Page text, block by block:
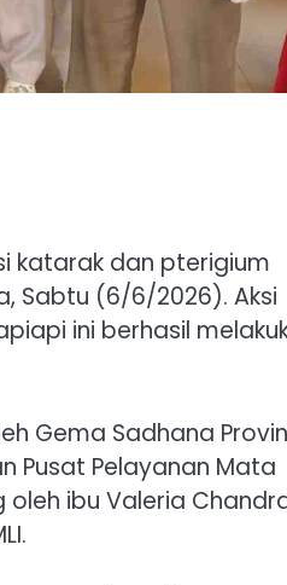
katarak dan pterigium
Sabtu (6/6/2026). Aksi
ini berhasil
Gema Sadhana
Pusat Pelayanan Mata
oleh ibu Valeria